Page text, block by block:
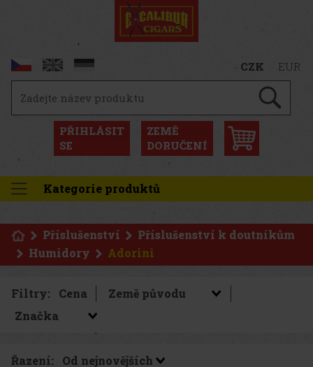
CZK EUR
PŘIHLÁSIT
SE
ZEMĚ
DORUČENÍ
Kategorie produktů
Příslušenství
Příslušenství k doutníkům
Humidory
Adorini
Filtry: Cena
Řazení: